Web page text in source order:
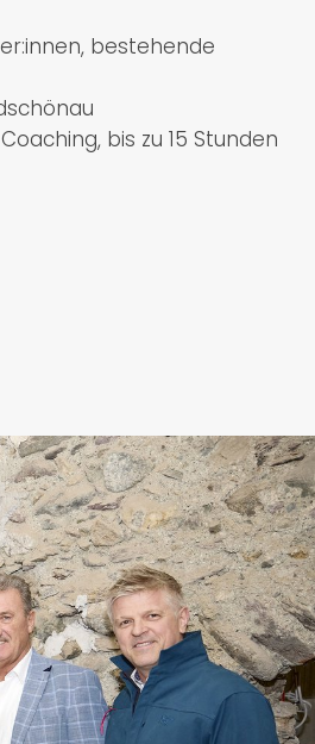
bestehende
bis zu 15 Stunden